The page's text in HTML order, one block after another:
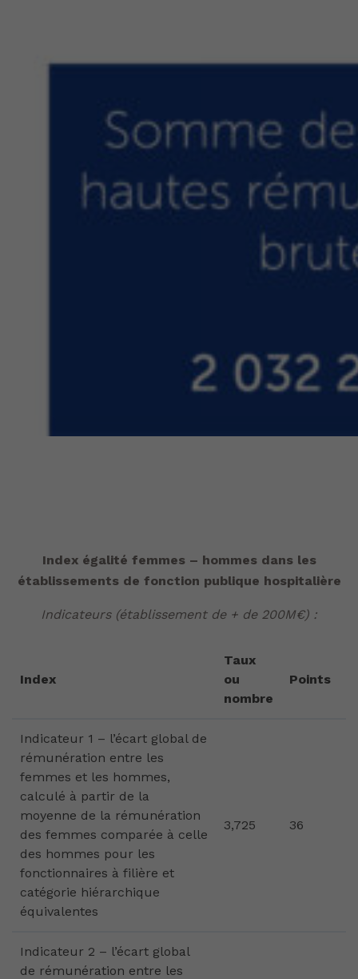
Index égalité femmes – hommes dans les
établissements de fonction publique hospitalière
Indicateurs (établissement de + de 200M€) :
Index
Taux
ou
nombre
Points
Indicateur 1 – l’écart global de
rémunération entre les
femmes et les hommes,
calculé à partir de la
moyenne de la rémunération
des femmes comparée à celle
des hommes pour les
fonctionnaires à filière et
catégorie hiérarchique
équivalentes
3,725 36
Indicateur 2 – l’écart global
de rémunération entre les